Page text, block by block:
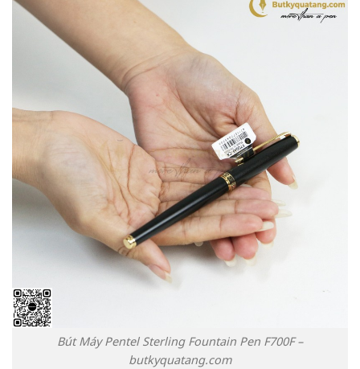
Bút Máy Pentel Sterling Fountain Pen F700F –
butkyquatang.com